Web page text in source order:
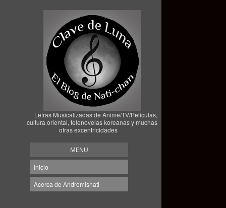
Letras Musicalizadas de Anime/TV/Películas,
cultura oriental, telenovelas koreanas y muchas
otras excentricidades
MENU
Inicio
Acerca de Andromisnati